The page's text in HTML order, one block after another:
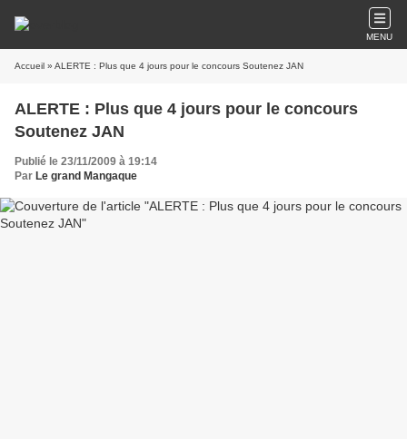
MENU
Accueil » ALERTE : Plus que 4 jours pour le concours Soutenez JAN
ALERTE : Plus que 4 jours pour le concours
Soutenez JAN
Publié le 23/11/2009 à 19:14
Par Le grand Mangaque